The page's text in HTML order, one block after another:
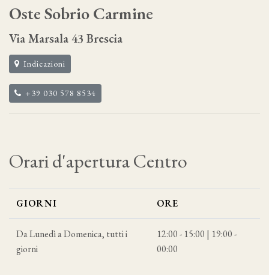
Oste Sobrio Carmine
Via Marsala 43 Brescia
Indicazioni
‎+39 030 578 8534
Orari d'apertura Centro
GIORNI ORE
Da Lunedì a Domenica, tutti i
giorni
12:00 - 15:00 | 19:00 -
00:00